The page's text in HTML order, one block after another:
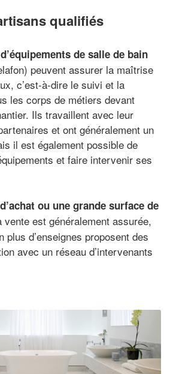
qualifiés
de salle de bain
peuvent assurer la maîtrise
c’est-à-dire le suivi et la
les corps de métiers devant
Ils travaillent avec leur
et ont généralement un
il est également possible de
et faire intervenir ses
ou une grande surface de
vente est généralement assurée,
plus d’enseignes proposent des
avec un réseau d’intervenants